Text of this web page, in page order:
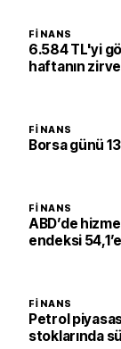
FINANS
6.584 TL'yi
haftanın
FINANS
Borsa günü
FINANS
ABD’de
endeksi
FINANS
Petrol
stoklarında